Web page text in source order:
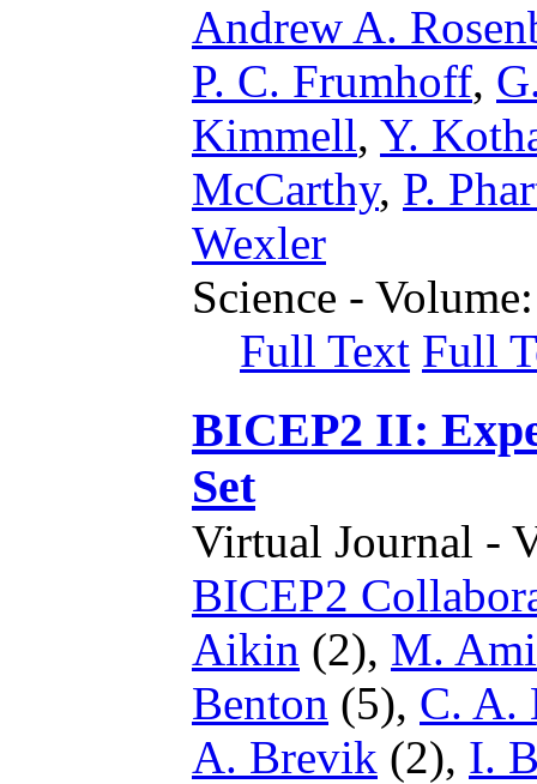
Andrew A.
P. C. Frumhoff,
Kimmell, Y.
McCarthy, P.
Wexler
Science -
Full Text Full
BICEP2 II:
Set
Virtual Journal -
BICEP2
Aikin (2), M.
Benton (5), C. A.
A. Brevik (2), I.